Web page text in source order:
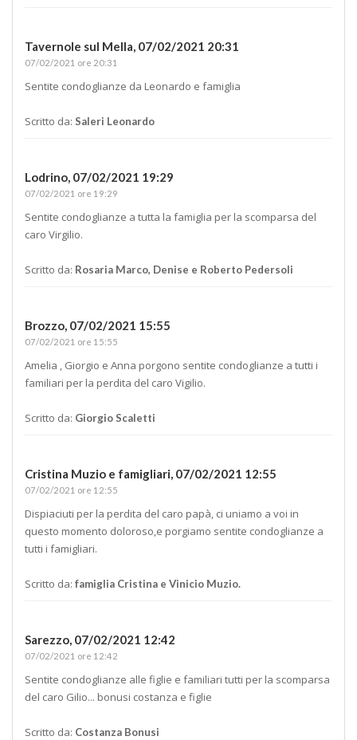
Tavernole sul Mella, 07/02/2021 20:31
07/02/2021 ore 20:31
Sentite condoglianze da Leonardo e famiglia
Scritto da: Saleri Leonardo
Lodrino, 07/02/2021 19:29
07/02/2021 ore 19:29
Sentite condoglianze a tutta la famiglia per la scomparsa del
caro Virgilio.
Scritto da: Rosaria Marco, Denise e Roberto Pedersoli
Brozzo, 07/02/2021 15:55
07/02/2021 ore 15:55
Amelia , Giorgio e Anna porgono sentite condoglianze a tutti i
familiari per la perdita del caro Vigilio.
Scritto da: Giorgio Scaletti
Cristina Muzio e famigliari, 07/02/2021 12:55
07/02/2021 ore 12:55
Dispiaciuti per la perdita del caro papà, ci uniamo a voi in
questo momento doloroso,e porgiamo sentite condoglianze a
tutti i famigliari.
Scritto da: famiglia Cristina e Vinicio Muzio.
Sarezzo, 07/02/2021 12:42
07/02/2021 ore 12:42
Sentite condoglianze alle figlie e familiari tutti per la scomparsa
del caro Gilio... bonusi costanza e figlie
Scritto da: Costanza Bonusi